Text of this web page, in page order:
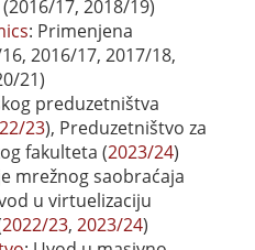
17, 2018/19)
: Primenjena
2016/17, 2017/18,
21)
preduzetništva
23), Preduzetništvo za
fakulteta (2023/24)
mrežnog saobraćaja
u virtuelizaciju
2022/23, 2023/24)